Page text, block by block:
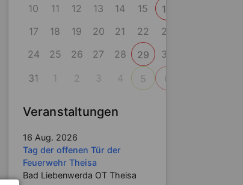
10
11 12 13 14 15
16
17
18 19 20 21 22
23
24
25 26 27 28 29
30
31
1 2 3 4 5 6
Veranstaltungen
16 Aug. 2026
Tag der offenen Tür der
Feuerwehr Theisa
Bad Liebenwerda OT Theisa